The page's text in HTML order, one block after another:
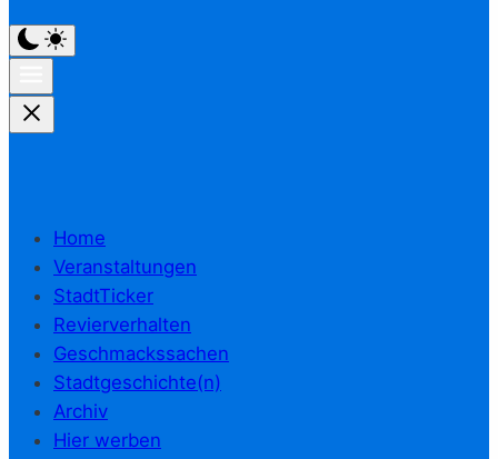
Home
Veranstaltungen
StadtTicker
Revierverhalten
Geschmackssachen
Stadtgeschichte(n)
Archiv
Hier werben